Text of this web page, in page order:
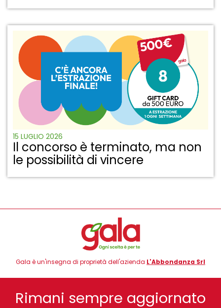
15 LUGLIO 2026
Il concorso è terminato, ma non
le possibilità di vincere